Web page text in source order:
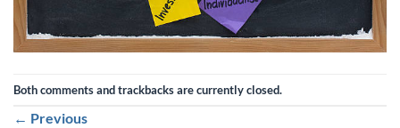
Both comments and trackbacks are currently closed.
← Previous